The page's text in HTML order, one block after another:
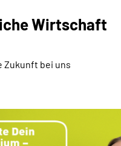
Gebärdensprache (DGS)
Wirtschaft
Zukunft bei uns